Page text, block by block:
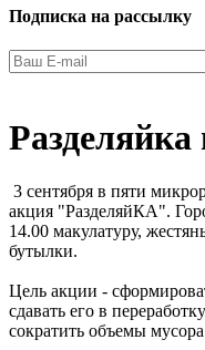
Подписка на рассылку
Разделяйка
3 сентября в пяти
акция "РазделяйКА".
14.00 макулатуру,
бутылки.
Цель акции -
сдавать его в
сократить объемы